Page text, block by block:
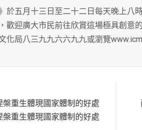
於五月十三日至二十二日每天晚上八
歡迎廣大市民前往欣賞這場極具創意
化局八三九九六六九九或瀏覽
槃重生體現國家體制的好處
槃重生體現國家體制的好處